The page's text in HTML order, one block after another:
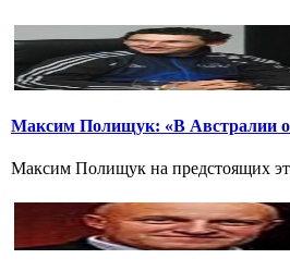
Максим Полищук: «В Австралии
Максим Полищук на предстоящих